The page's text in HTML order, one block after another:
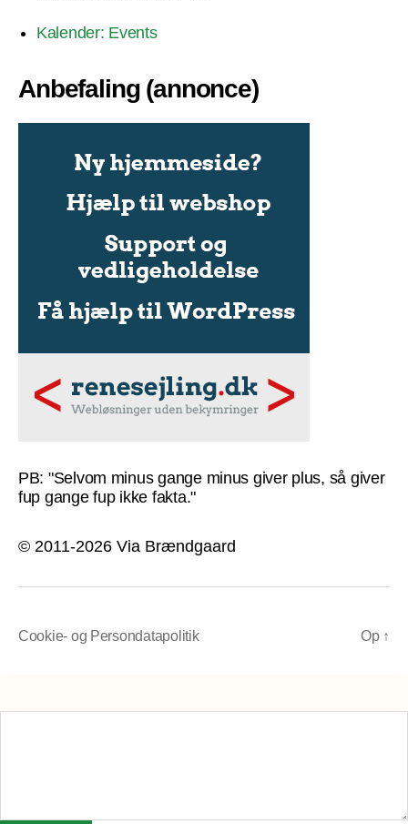
Kalender: Events
Anbefaling (annonce)
PB: "Selvom minus gange minus giver plus, så giver
fup gange fup ikke fakta."
© 2011-2026 Via Brændgaard
Cookie- og Persondatapolitik Op ↑